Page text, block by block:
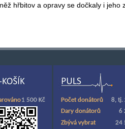
hřbitov a opravy se dočkaly i jeho